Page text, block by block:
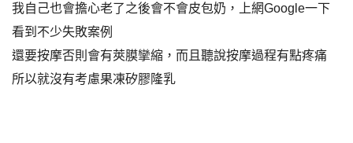
我自己也會擔心老了之後會不會皮包奶，上網Google一下
看到不少失敗案例
還要按摩否則會有莢膜攣縮，而且聽說按摩過程有點疼痛
所以就沒有考慮果凍矽膠隆乳